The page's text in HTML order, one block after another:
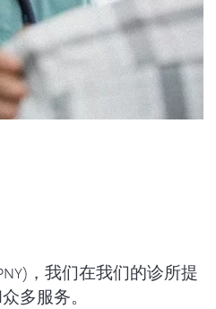
，我们在我们的诊所提
多服务。